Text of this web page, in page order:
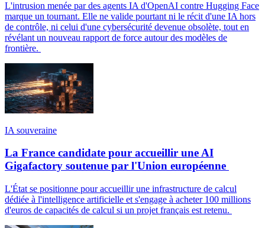
L'intrusion menée par des agents IA d'OpenAI contre Hugging Face
marque un tournant. Elle ne valide pourtant ni le récit d'une IA hors
de contrôle, ni celui d'une cybersécurité devenue obsolète, tout en
révélant un nouveau rapport de force autour des modèles de
frontière.
IA souveraine
La France candidate pour accueillir une AI
Gigafactory soutenue par l'Union européenne
L'État se positionne pour accueillir une infrastructure de calcul
dédiée à l'intelligence artificielle et s'engage à acheter 100 millions
d'euros de capacités de calcul si un projet français est retenu.